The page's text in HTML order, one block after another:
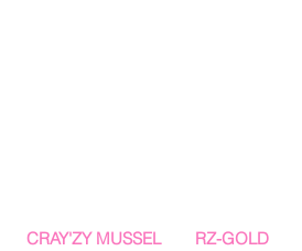
CRAY'ZY MUSSEL RZ-GOLD